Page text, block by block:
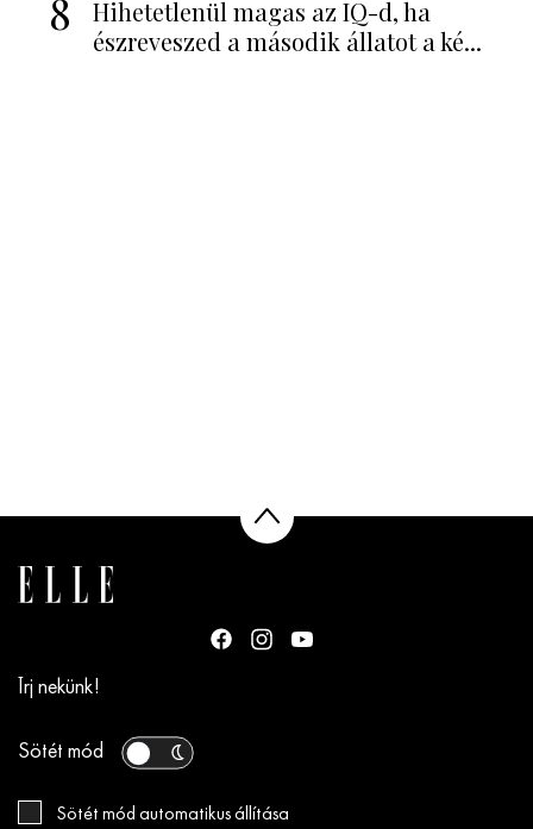
8
Hihetetlenül magas az IQ-d, ha
észreveszed a második állatot a ké...
Írj nekünk!
Sötét mód
Sötét mód automatikus állítása